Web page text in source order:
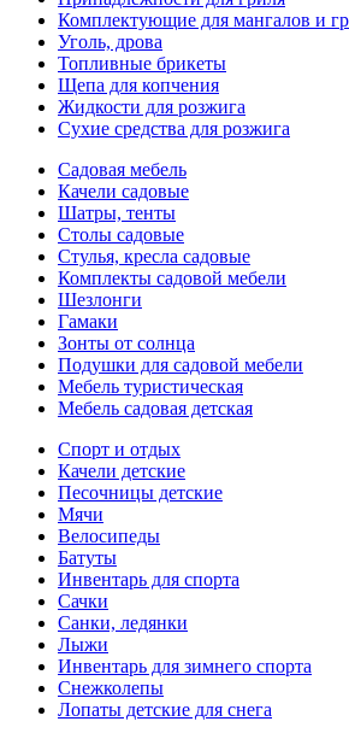
Комплектующие для мангалов и
Уголь, дрова
Топливные брикеты
Щепа для копчения
Жидкости для розжига
Сухие средства для розжига
Садовая мебель
Качели садовые
Шатры, тенты
Столы садовые
Стулья, кресла садовые
Комплекты садовой мебели
Шезлонги
Гамаки
Зонты от солнца
Подушки для садовой мебели
Мебель туристическая
Мебель садовая детская
Спорт и отдых
Качели детские
Песочницы детские
Мячи
Велосипеды
Батуты
Инвентарь для спорта
Сачки
Санки, ледянки
Лыжи
Инвентарь для зимнего спорта
Снежколепы
Лопаты детские для снега